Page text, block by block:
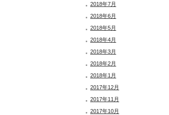
2018年7月
2018年6月
2018年5月
2018年4月
2018年3月
2018年2月
2018年1月
2017年12月
2017年11月
2017年10月